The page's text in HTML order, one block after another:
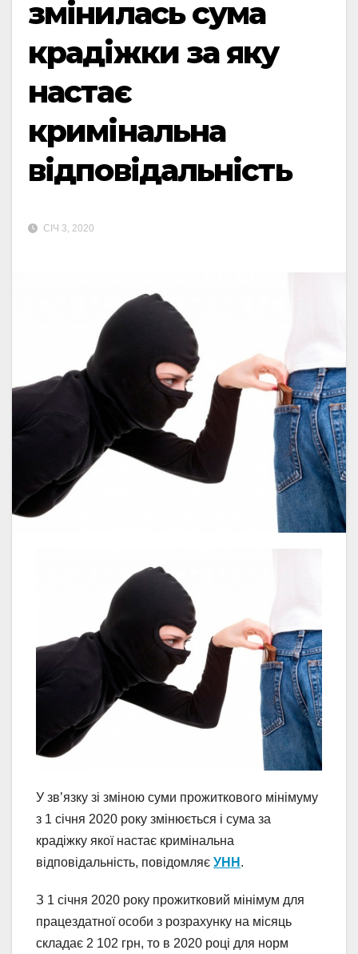
змінилась сума
крадіжки за яку
настає
кримінальна
відповідальність
СІЧ 3, 2020
У зв’язку зі зміною суми прожиткового мінімуму
з 1 січня 2020 року змінюється і сума за
крадіжку якої настає кримінальна
відповідальність, повідомляє УНН .
З 1 січня 2020 року прожитковий мінімум для
працездатної особи з розрахунку на місяць
складає 2 102 грн, то в 2020 році для норм